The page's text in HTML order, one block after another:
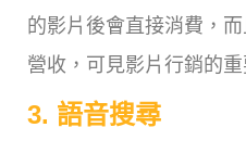
的影片後會直接消費，
營收，可見影片行銷的
3. 語音搜尋